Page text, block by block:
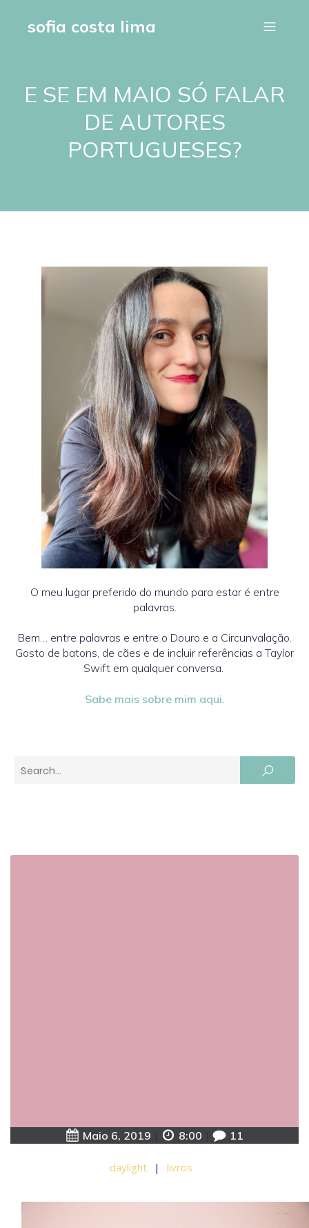
sofia costa lima
E SE EM MAIO SÓ FALAR
DE AUTORES
PORTUGUESES?
O meu lugar preferido do mundo para estar é entre
palavras.
Bem… entre palavras e entre o Douro e a Circunvalação.
Gosto de batons, de cães e de incluir referências a Taylor
Swift em qualquer conversa.
Sabe mais sobre mim aqui.
Maio 6, 2019 8:00 11
daylight | livros